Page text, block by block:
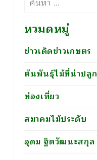
หวมดหมู่
ข่าวเด็ดข่าวเกษตร
ต้นพันธุ์ไม้ที่น่าปลูก
ท่องเที่ยว
สมาคมไม้ประดับ
อุดม ฐิตวัฒนะสกุล